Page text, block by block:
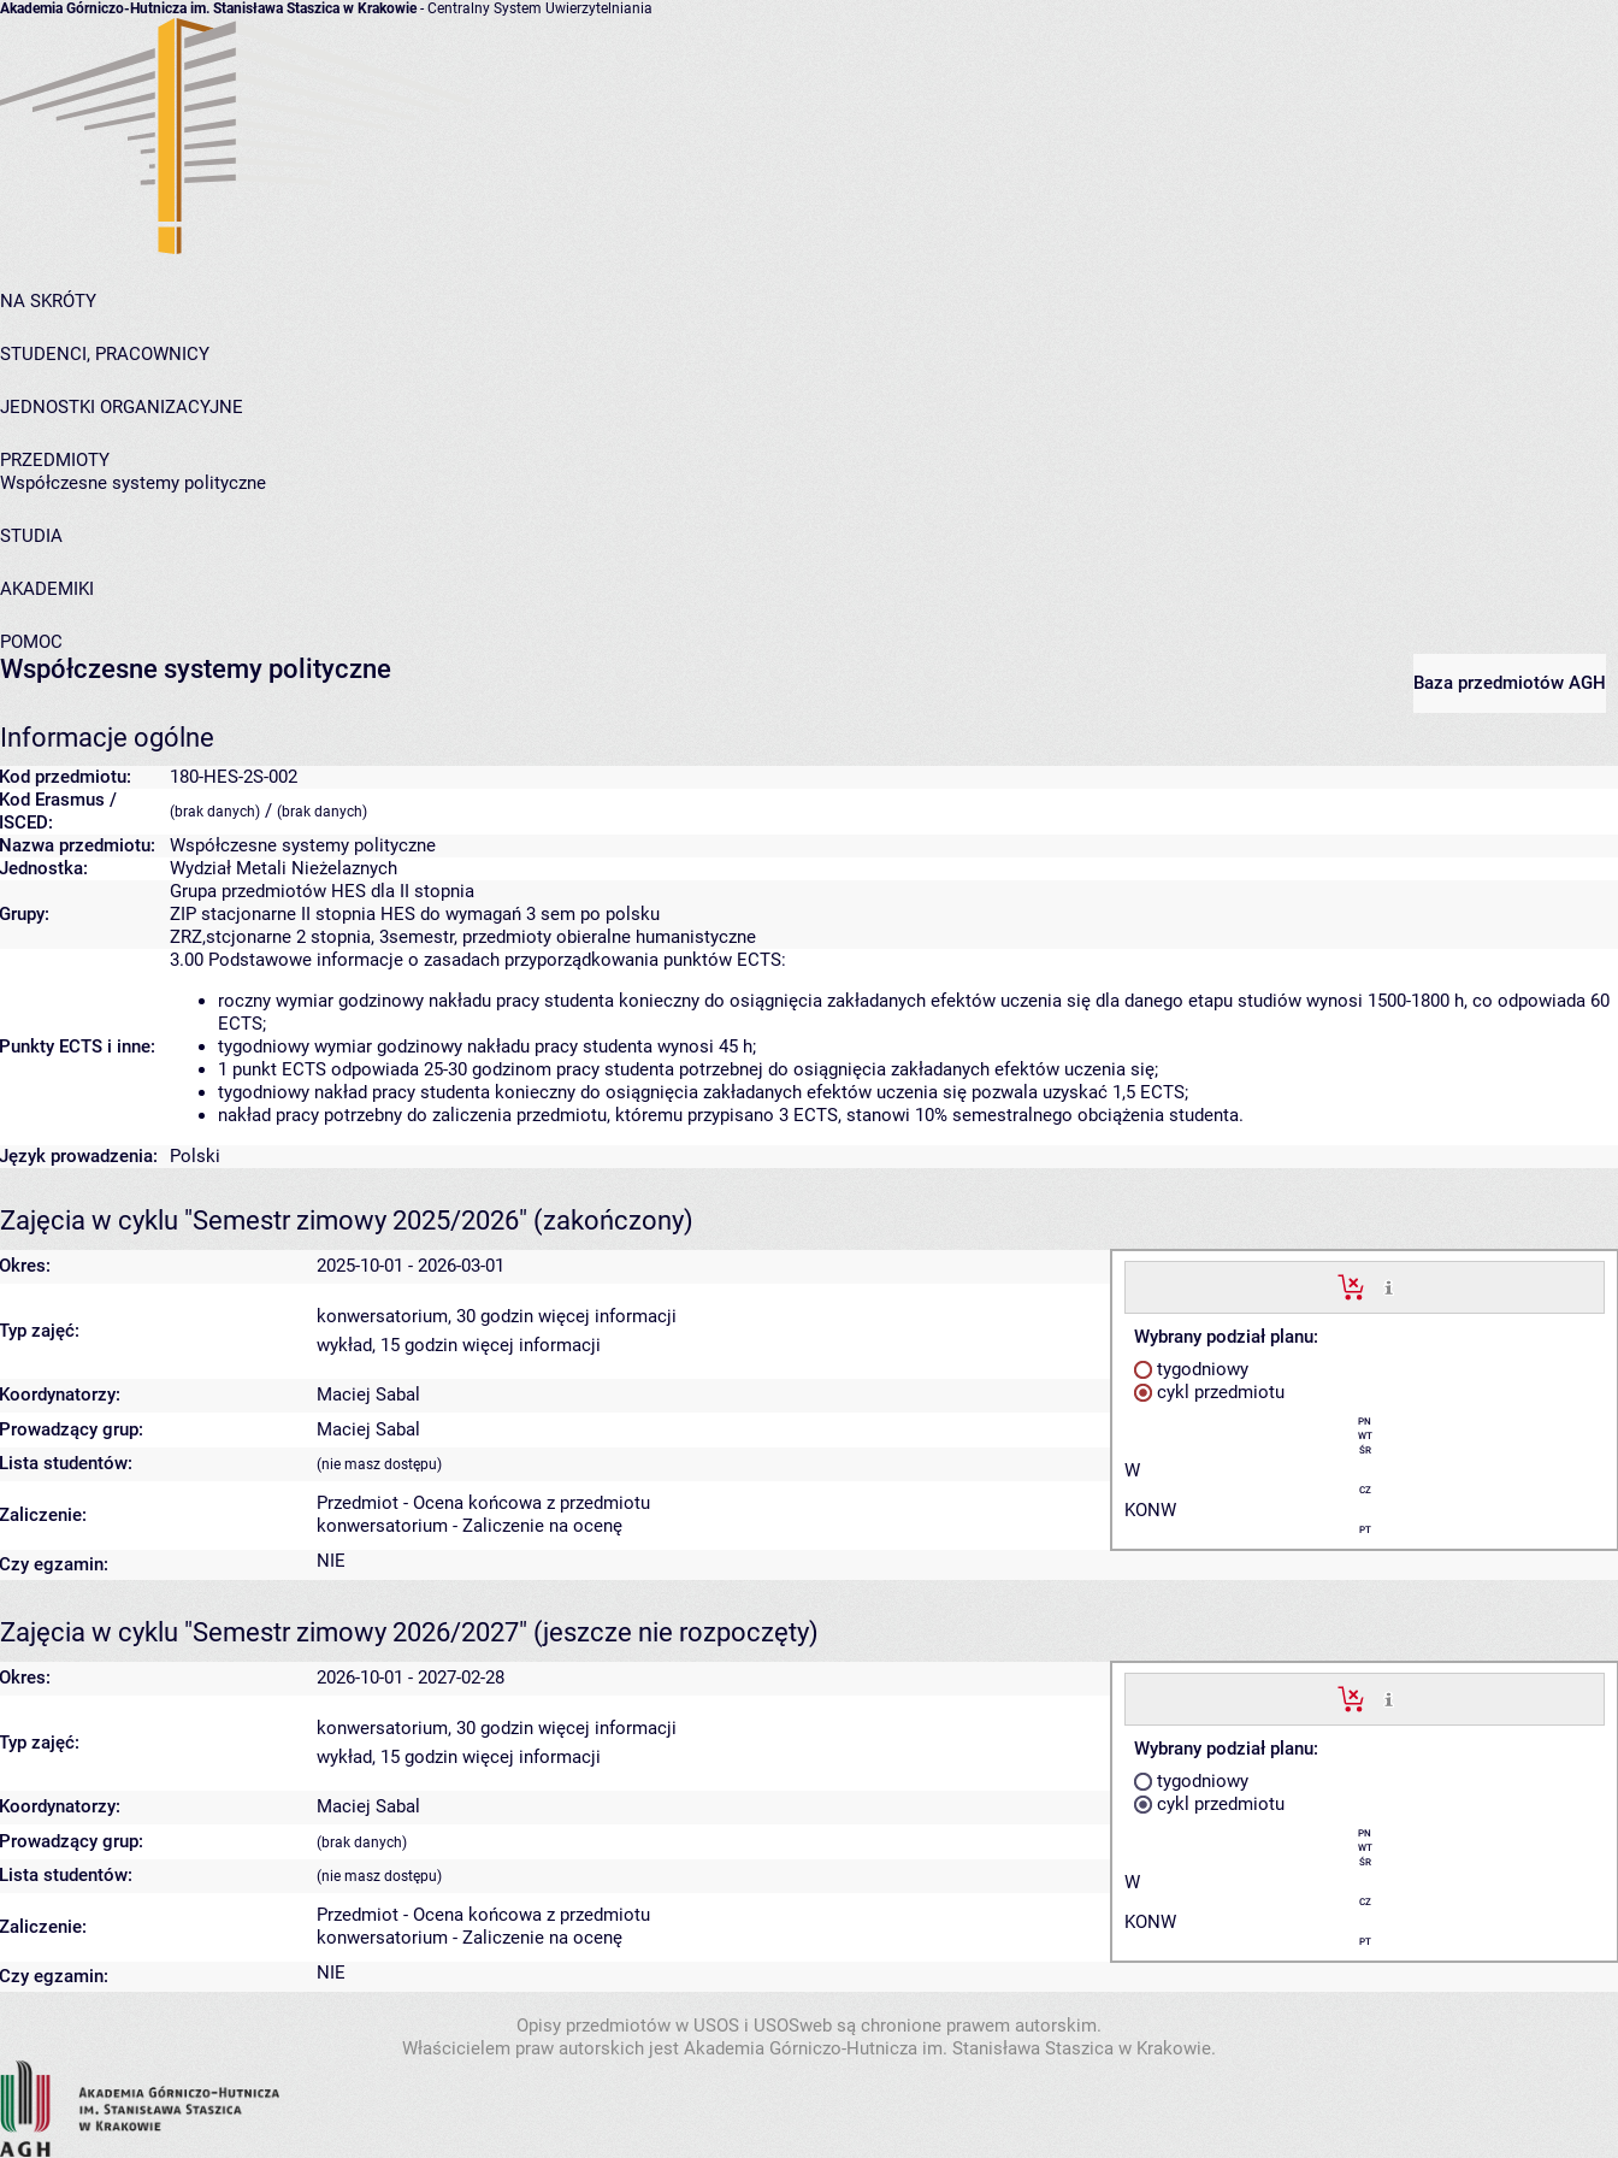
Akademia Górniczo-Hutnicza im. Stanisława Staszica w Krakowie- Centralny System Uwierzytelniania
NA SKRÓTY
STUDENCI, PRACOWNICY
JEDNOSTKI ORGANIZACYJNE
PRZEDMIOTY
Współczesne systemy polityczne
STUDIA
AKADEMIKI
POMOC
Baza przedmiotów AGH
Współczesne systemy polityczne
Informacje ogólne
Kod przedmiotu:
180-HES-2S-002
Kod Erasmus /
ISCED:
(brak danych) / (brak danych)
Nazwa przedmiotu:
Współczesne systemy polityczne
Jednostka:
Wydział Metali Nieżelaznych
Grupy:
Grupa przedmiotów HES dla II stopnia
ZIP stacjonarne II stopnia HES do wymagań 3 sem po polsku
ZRZ,stcjonarne 2 stopnia, 3semestr, przedmioty obieralne humanistyczne
Punkty ECTS i inne:
3.00 Podstawowe informacje o zasadach przyporządkowania punktów ECTS:
roczny wymiar godzinowy nakładu pracy studenta konieczny do osiągnięcia zakładanych efektów uczenia się dla danego etapu studiów wynosi 1500-1800 h, co odpowiada 60
ECTS;
tygodniowy wymiar godzinowy nakładu pracy studenta wynosi 45 h;
1 punkt ECTS odpowiada 25-30 godzinom pracy studenta potrzebnej do osiągnięcia zakładanych efektów uczenia się;
tygodniowy nakład pracy studenta konieczny do osiągnięcia zakładanych efektów uczenia się pozwala uzyskać 1,5 ECTS;
nakład pracy potrzebny do zaliczenia przedmiotu, któremu przypisano 3 ECTS, stanowi 10% semestralnego obciążenia studenta.
Język prowadzenia:
Polski
Zajęcia w cyklu "Semestr zimowy 2025/2026" (zakończony)
Okres: 2025-10-01 - 2026-03-01
Wybrany podział planu:
tygodniowy
cykl przedmiotu
PN
WT
ŚR
W
CZ
KONW
PT
Typ zajęć:
konwersatorium, 30 godzin więcej informacji
wykład, 15 godzin więcej informacji
Koordynatorzy:
Maciej Sabal
Prowadzący grup:
Maciej Sabal
Lista studentów:
(nie masz dostępu)
Zaliczenie:
Przedmiot - Ocena końcowa z przedmiotu
konwersatorium - Zaliczenie na ocenę
Czy egzamin:
NIE
Zajęcia w cyklu "Semestr zimowy 2026/2027" (jeszcze nie rozpoczęty)
Okres: 2026-10-01 - 2027-02-28
Wybrany podział planu:
tygodniowy
cykl przedmiotu
PN
WT
ŚR
W
CZ
KONW
PT
Typ zajęć:
konwersatorium, 30 godzin więcej informacji
wykład, 15 godzin więcej informacji
Koordynatorzy:
Maciej Sabal
Prowadzący grup:
(brak danych)
Lista studentów: (nie masz dostępu)
Zaliczenie:
Przedmiot - Ocena końcowa z przedmiotu
konwersatorium - Zaliczenie na ocenę
Czy egzamin:
NIE
Opisy przedmiotów w USOS i USOSweb są chronione prawem autorskim.
Właścicielem praw autorskich jest Akademia Górniczo-Hutnicza im. Stanisława Staszica w Krakowie.